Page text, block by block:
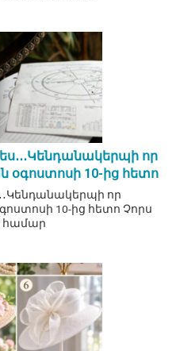
որ
10-ից հետո
որ
10-ից հետո Չորս
համար